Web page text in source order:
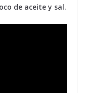
de aceite y sal.